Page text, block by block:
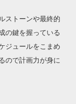
ストーンや最終的
の鍵を握っている
ジュールをこまめ
ので計画力が身に